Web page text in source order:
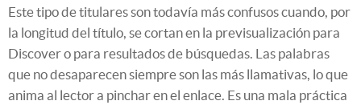
Este tipo de titulares son todavía más confusos cuando, por
la longitud del título, se cortan en la previsualización para
Discover o para resultados de búsquedas. Las palabras
que no desaparecen siempre son las más llamativas, lo que
anima al lector a pinchar en el enlace. Es una mala práctica